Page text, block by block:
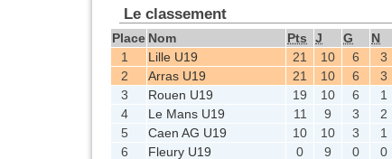
Le classement
Place Nom Pts J G N
1
Lille U19 21 10 6 3
2
Arras U19 21 10 6 3
3
Rouen U19 19 10 6 1
4
Le Mans U19 11 9 3 2
5
Caen AG U19 10 10 3 1
6
Fleury U19 0 9 0 0